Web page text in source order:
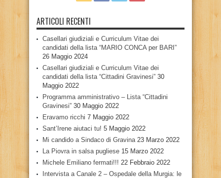
ARTICOLI RECENTI
Casellari giudiziali e Curriculum Vitae dei
candidati della lista “MARIO CONCA per BARI”
26 Maggio 2024
Casellari giudiziali e Curriculum Vitae dei
candidati della lista “Cittadini Gravinesi” 30
Maggio 2022
Programma amministrativo – Lista “Cittadini
Gravinesi” 30 Maggio 2022
Eravamo ricchi 7 Maggio 2022
Sant’Irene aiutaci tu! 5 Maggio 2022
Mi candido a Sindaco di Gravina 23 Marzo 2022
La Piovra in salsa pugliese 15 Marzo 2022
Michele Emiliano fermati!!! 22 Febbraio 2022
Intervista a Canale 2 – Ospedale della Murgia: le